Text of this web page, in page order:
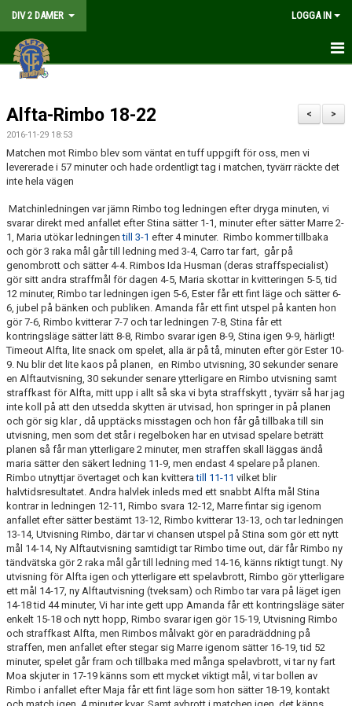
DIV 2 DAMER LOGGA IN
HEM
NYHETER
GÅ PÅ MATCH
MATCHER
KALENDER
TRUPPEN
DOKUMENT
KONTAKT
LIVESÄNDNING
TABELL
>
<
Alfta-Rimbo 18-22
2016-11-29 18:53
Matchen mot Rimbo blev som väntat en tuff uppgift för oss, men vi
levererade i 57 minuter och hade ordentligt tag i matchen, tyvärr räckte det
inte hela vägen
Matchinledningen var jämn Rimbo tog ledningen efter dryga minuten, vi
svarar direkt med anfallet efter Stina sätter 1-1, minuter efter sätter Marre 2-
1, Maria utökar ledningentill 3-1 efter 4 minuter. Rimbo kommer tillbaka
och gör 3 raka mål går till ledning med 3-4, Carro tar fart, går på
genombrott och sätter 4-4. Rimbos Ida Husman (deras straffspecialist)
gör sitt andra straffmål för dagen 4-5, Maria skottar in kvitteringen 5-5, tid
12 minuter, Rimbo tar ledningen igen 5-6, Ester får ett fint läge och sätter 6-
6, jubel på bänken och publiken. Amanda får ett fint utspel på kanten hon
gör 7-6, Rimbo kvitterar 7-7 och tar ledningen 7-8, Stina får ett
kontringsläge sätter lätt 8-8, Rimbo svarar igen 8-9, Stina igen 9-9, härligt!
Timeout Alfta, lite snack om spelet, alla är på tå, minuten efter gör Ester 10-
9. Nu blir det lite kaos på planen, en Rimbo utvisning, 30 sekunder senare
en Alftautvisning, 30 sekunder senare ytterligare en Rimbo utvisning samt
straffkast för Alfta, mitt upp i allt så ska vi byta straffskytt , tyvärr så har jag
inte koll på att den utsedda skytten är utvisad, hon springer in på planen
och gör sig klar , då upptäcks misstagen och hon får gå tillbaka till sin
utvisning, men som det står i regelboken har en utvisad spelare beträtt
planen så får man ytterligare 2 minuter, men straffen skall läggas ändå
maria sätter den säkert ledning 11-9, men endast 4 spelare på planen.
Rimbo utnyttjar övertaget och kan kvitteratill 11-11 vilket blir
halvtidsresultatet. Andra halvlek inleds med ett snabbt Alfta mål Stina
kontrar in ledningen 12-11, Rimbo svara 12-12, Marre fintar sig igenom
anfallet efter sätter bestämt 13-12, Rimbo kvitterar 13-13, och tar ledningen
13-14, Utvisning Rimbo, där tar vi chansen utspel på Stina som gör ett nytt
mål 14-14, Ny Alftautvisning samtidigt tar Rimbo time out, där får Rimbo ny
tändvätska gör 2 raka mål går till ledning med 14-16, känns riktigt tungt. Ny
utvisning för Alfta igen och ytterligare ett spelavbrott, Rimbo gör ytterligare
ett mål 14-17, ny Alftautvisning (tveksam) och Rimbo tar vara på läget igen
14-18 tid 44 minuter, Vi har inte gett upp Amanda får ett kontringsläge säter
enkelt 15-18 och nytt hopp, Rimbo svarar igen gör 15-19, Utvisning Rimbo
och straffkast Alfta, men Rimbos målvakt gör en paradräddning på
straffen, men anfallet efter stegar sig Marre igenom sätter 16-19, tid 52
minuter, spelet går fram och tillbaka med många spelavbrott, vi tar ny fart
Moa skjuter in 17-19 känns som ett mycket viktigt mål, vi tar bollen av
Rimbo i anfallet efter Maja får ett fint läge som hon sätter 18-19, kontakt